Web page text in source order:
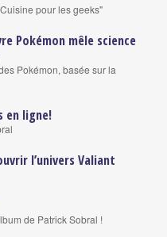
pour les geeks"
Pokémon mêle science
Pokémon, basée sur la
en ligne!
l’univers Valiant
de Patrick Sobral !